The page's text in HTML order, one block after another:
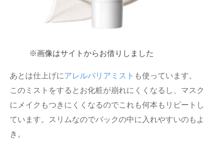
※画像はサイトからお借りしました
あとは仕上げにアレルバリアミスト も使っています。
このミストをするとお化粧が崩れにくくなるし、マスク
にメイクもつきにくくなるのでこれも何本もリピートし
ています。スリムなのでバックの中に入れやすいのもよ
き。